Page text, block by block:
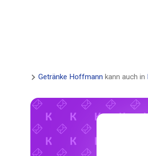
Getränke Hoffmann kann auch in